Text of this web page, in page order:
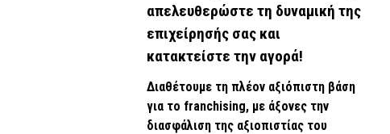
απελευθερώστε τη δυναμική της
επιχείρησής σας και
κατακτείστε την αγορά!
Διαθέτουμε τη πλέον αξιόπιστη βάση
για το franchising, με άξονες την
διασφάλιση της αξιοπιστίας του